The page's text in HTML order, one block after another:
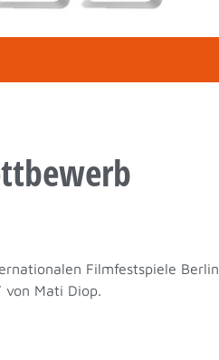
Filmfestspiele Berlin
von Mati Diop.